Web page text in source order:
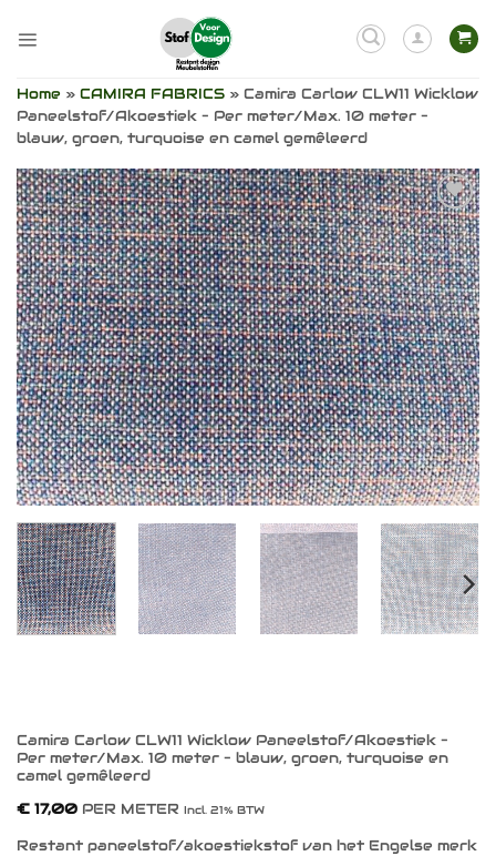
naar
Home » CAMIRA FABRICS » Camira Carlow CLW11 Wicklow
Paneelstof/Akoestiek – Per meter/Max. 10 meter –
blauw, groen, turquoise en camel gemêleerd
Toevoegen
aan
verlanglijst
Camira Carlow CLW11 Wicklow Paneelstof/Akoestiek –
Per meter/Max. 10 meter – blauw, groen, turquoise en
camel gemêleerd
€ 17,00 PER METER Incl. 21% BTW
Restant paneelstof/akoestiekstof van het Engelse merk